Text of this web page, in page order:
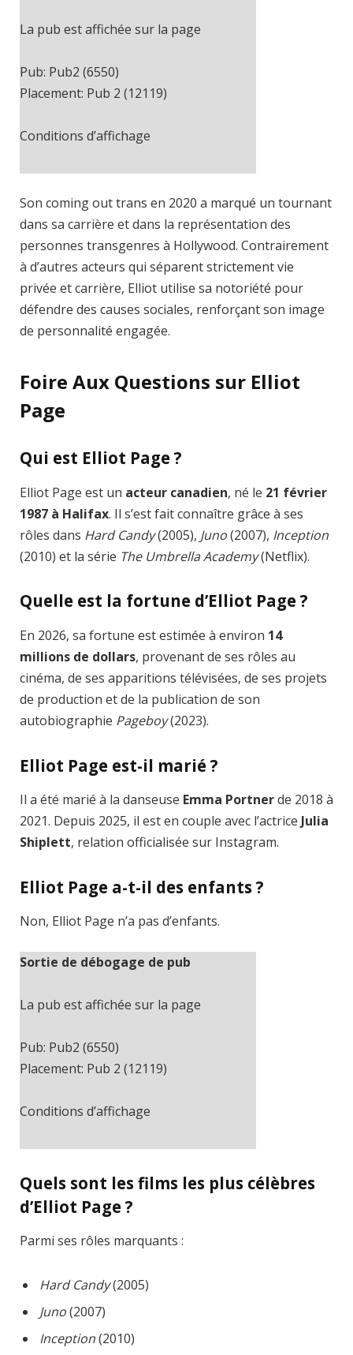
La pub est affichée sur la page
Pub: Pub2 (6550)
Placement: Pub 2 (12119)
Conditions d’affichage
Cache-busting:ajax
The ad can work with passive cache-
busting
Trouvez des solutions dans le manuel
Son coming out trans en 2020 a marqué un tournant
dans sa carrière et dans la représentation des
personnes transgenres à Hollywood. Contrairement
à d’autres acteurs qui séparent strictement vie
privée et carrière, Elliot utilise sa notoriété pour
défendre des causes sociales, renforçant son image
de personnalité engagée.
Foire Aux Questions sur Elliot
Page
Qui est Elliot Page ?
Elliot Page est un acteur canadien, né le 21 février
1987 à Halifax. Il s’est fait connaître grâce à ses
rôles dans Hard Candy(2005), Juno(2007), Inception
(2010) et la série The Umbrella Academy(Netflix).
Quelle est la fortune d’Elliot Page ?
En 2026, sa fortune est estimée à environ 14
millions de dollars, provenant de ses rôles au
cinéma, de ses apparitions télévisées, de ses projets
de production et de la publication de son
autobiographie Pageboy(2023).
Elliot Page est-il marié ?
Il a été marié à la danseuse Emma Portnerde 2018 à
2021. Depuis 2025, il est en couple avec l’actrice Julia
Shiplett, relation officialisée sur Instagram.
Elliot Page a-t-il des enfants ?
Non, Elliot Page n’a pas d’enfants.
Sortie de débogage de pub
La pub est affichée sur la page
Pub: Pub2 (6550)
Placement: Pub 2 (12119)
Conditions d’affichage
Cache-busting:ajax
The ad can work with passive cache-
busting
Trouvez des solutions dans le manuel
Quels sont les films les plus célèbres
d’Elliot Page ?
Parmi ses rôles marquants :
Hard Candy(2005)
Juno(2007)
Inception(2010)